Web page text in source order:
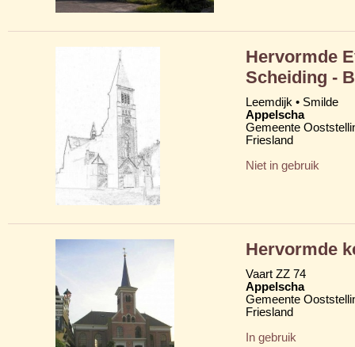
Hervormde
Scheiding -
Leemdijk • Smilde
Appelscha
Gemeente
Friesland
Niet in gebruik
Hervormde
Vaart ZZ 74
Appelscha
Gemeente
Friesland
In gebruik